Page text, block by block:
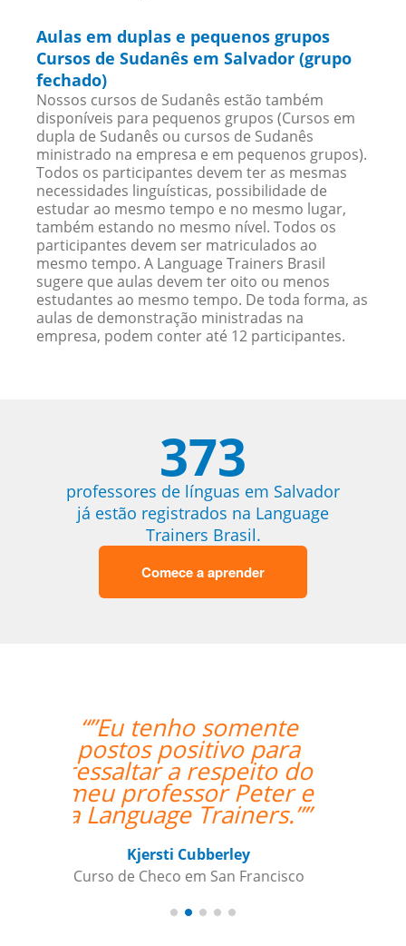
Aulas em duplas e pequenos grupos
Cursos de Sudanês em Salvador (grupo
fechado)
Nossos cursos de Sudanês estão também
disponíveis para pequenos grupos (Cursos em
dupla de Sudanês ou cursos de Sudanês
ministrado na empresa e em pequenos grupos).
Todos os participantes devem ter as mesmas
necessidades linguísticas, possibilidade de
estudar ao mesmo tempo e no mesmo lugar,
também estando no mesmo nível. Todos os
participantes devem ser matriculados ao
mesmo tempo. A Language Trainers Brasil
sugere que aulas devem ter oito ou menos
estudantes ao mesmo tempo. De toda forma, as
aulas de demonstração ministradas na
empresa, podem conter até 12 participantes.
373
professores de línguas em Salvador
já estão registrados na Language
Trainers Brasil.
Comece a aprender
“” Destaco o trabalho
do Professor Enrico,
que sempre foi
extremamente
pontual.””
Reginaldo Pontirolli
Curso de Italiano em Guarulhos,
Force Base, São Paulo (Força Aérea